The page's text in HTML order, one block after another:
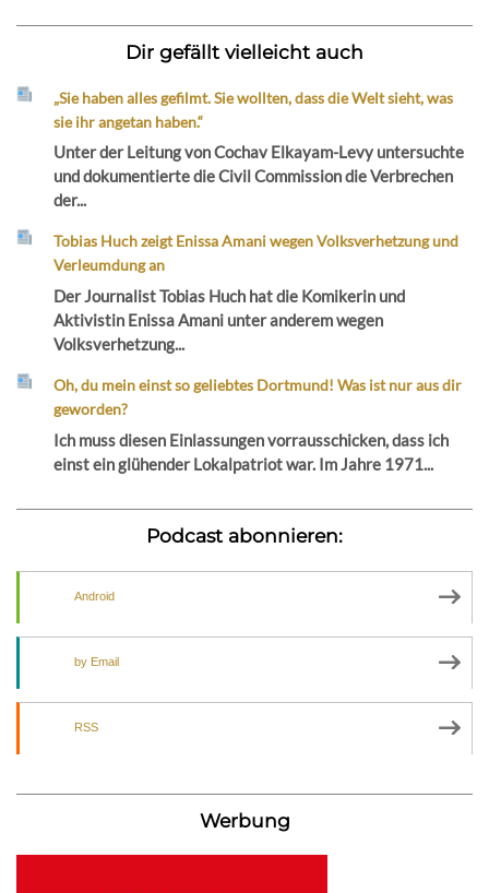
Dir gefällt vielleicht auch
„Sie haben alles gefilmt. Sie wollten, dass die Welt sieht, was
sie ihr angetan haben.“
Unter der Leitung von Cochav Elkayam-Levy untersuchte
und dokumentierte die Civil Commission die Verbrechen
der...
Tobias Huch zeigt Enissa Amani wegen Volksverhetzung und
Verleumdung an
Der Journalist Tobias Huch hat die Komikerin und
Aktivistin Enissa Amani unter anderem wegen
Volksverhetzung...
Oh, du mein einst so geliebtes Dortmund! Was ist nur aus dir
geworden?
Ich muss diesen Einlassungen vorrausschicken, dass ich
einst ein glühender Lokalpatriot war. Im Jahre 1971...
Podcast abonnieren:
Android
by Email
RSS
Werbung